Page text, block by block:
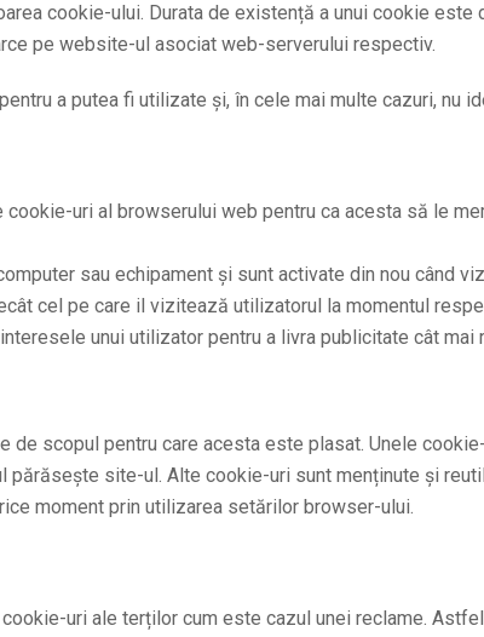
cookie-ului. Durata de existență a unui cookie
pe website-ul asociat web-serverului respectiv.
a putea fi utilizate și, în cele mai multe cazuri, nu
cookie-uri al browserului web pentru ca acesta să le
sau echipament și sunt activate din nou când
cel pe care il vizitează utilizatorul la momentul
unui utilizator pentru a livra publicitate cât mai
de scopul pentru care acesta este plasat. Unele
părăsește site-ul. Alte cookie-uri sunt menținute și
moment prin utilizarea setărilor browser-ului.
uri ale terților cum este cazul unei reclame.